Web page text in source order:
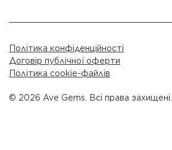
© 2026 Ave Gems. Всі права захищені.
Політика конфіденційності
Договір публічної оферти
Політика cookie-файлів